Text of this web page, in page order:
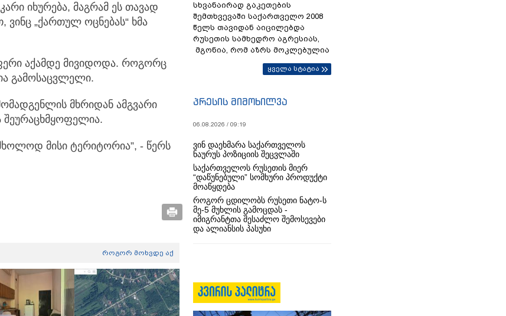
იხურება, მაგრამ ეს თავად
„ქართულ ოცნებას“ ხმა
აქამდე მივიდოდა. როგორც
გამოსაცვლელი.
მხრიდან ამგვარი
მისი ტერიტორია”, - წერს
როგორ მოხვდე აქ
სხვანაირად გაკეთების
შემთხვევაში საქართველო 2008
წელს თავიდან აიცილებდა
რუსეთის სამხედრო აგრესიას,
მგონია, რომ აზრს მოკლებულია
ყველა სტატია
პრესის მიმოხილვა
06.08.2026 / 09:19
ვინ დაეხმარა საქართველოს
ნაურუს პოზიციის შეცვლაში
საქართველოს რუსეთის მიერ
“დაწუნებული” სომხური პროდუქტი
მოაწყდება
როგორ ცდილობს რუსეთი ნატო-ს
მე-5 მუხლის გამოცდას -
იმიგრანტთა შესაძლო შემოსევები
და ალიანსის პასუხი